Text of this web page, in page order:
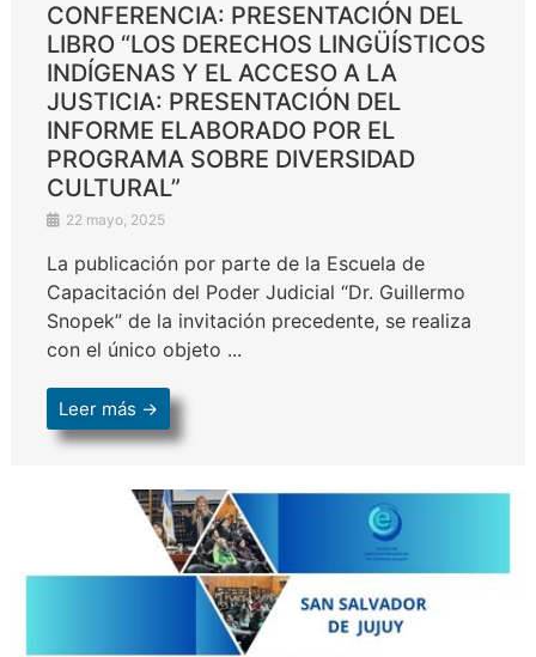
CONFERENCIA: PRESENTACIÓN DEL
LIBRO “LOS DERECHOS LINGÜÍSTICOS
INDÍGENAS Y EL ACCESO A LA
JUSTICIA: PRESENTACIÓN DEL
INFORME ELABORADO POR EL
PROGRAMA SOBRE DIVERSIDAD
CULTURAL”
22 mayo, 2025
La publicación por parte de la Escuela de
Capacitación del Poder Judicial “Dr. Guillermo
Snopek” de la invitación precedente, se realiza
con el único objeto ...
Leer más →